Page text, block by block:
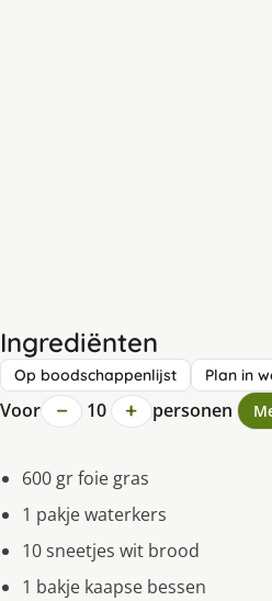
Ingrediënten
Op boodschappenlijst Plan in
Voor − 10 + personen
600 gr foie gras
1 pakje waterkers
10 sneetjes wit brood
1 bakje kaapse bessen